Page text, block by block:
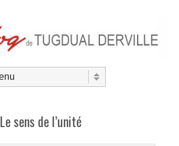
Le sens de l’unité